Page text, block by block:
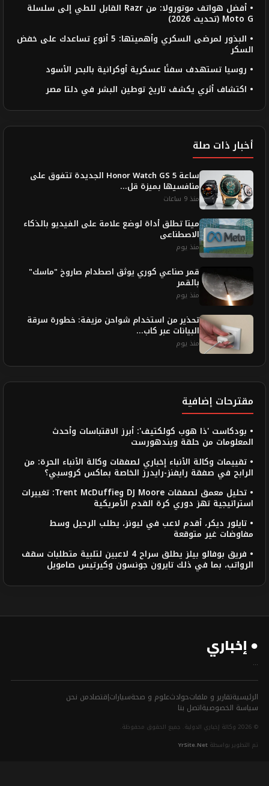
• أفضل هواتف موتورولا: من Razr القابل للطي إلى سلسلة
Moto G (تحديث 2026)
• البذور لمرضى السكري وأهميتها: 5 أنوع تساعدك على خفض
السكر
• روسيا تستهدف سفنًا عسكرية أوكرانية بالبحر الأسود
• اكتشاف أثري يكشف تاريخ توطين البشر في دلتا مصر
أخبار ذات صلة
ساعة Honor Watch GS 5 الجديدة تتفوق على
منافسيها بميزة قل...
منذ 9 ساعات
ميتا تطلق أداة لوضع علامة على الفيديو بالذكاء
الاصطناعى
منذ يوم
قمر صناعي كوري يوثق اصطدام صاروخ "ماسك"
بالقمر
منذ يوم
تحذير من استخدام شواحن مزيفة: خطورة سرقة
البيانات عبر كاب...
منذ يوم
مقترحات إضافية
• بودكاست 'ذا هوب كولكتيف': أبرز الاقتباسات وأحدث
المعلومات من حلقة ويندهورست
• تقييمات وكالة الأنباء إخباري لصفقات وكالة الأنباء الحرة: من
الرابح في صفقة رايفنز-رايدرز الخاصة بماكس كروسبي؟
• تحليل معمق لصفقات DJ Moore وTrent McDuffie: تغييرات
استراتيجية تهز دوري كرة القدم الأمريكية
• تايلور ديكر، أقدم لاعب في ليونز، يطلب الرحيل وسط
مفاوضات غير متوقعة
• فريق بوفالو بيلز يطلق سراح 4 لاعبين لتلبية متطلبات سقف
الرواتب، بما في ذلك تايرون جونسون وكيرتيس صامويل
● إخباري
...
الرئيسيةتقارير و ملفاتحوادثعلوم و صحةسياراتإقتصادمن نحن
سياسة الخصوصيةاتصل بنا
© 2026 وكالة إخباري الدولية. جميع الحقوق محفوظة.
تم التطوير بواسطة YrSite.Net